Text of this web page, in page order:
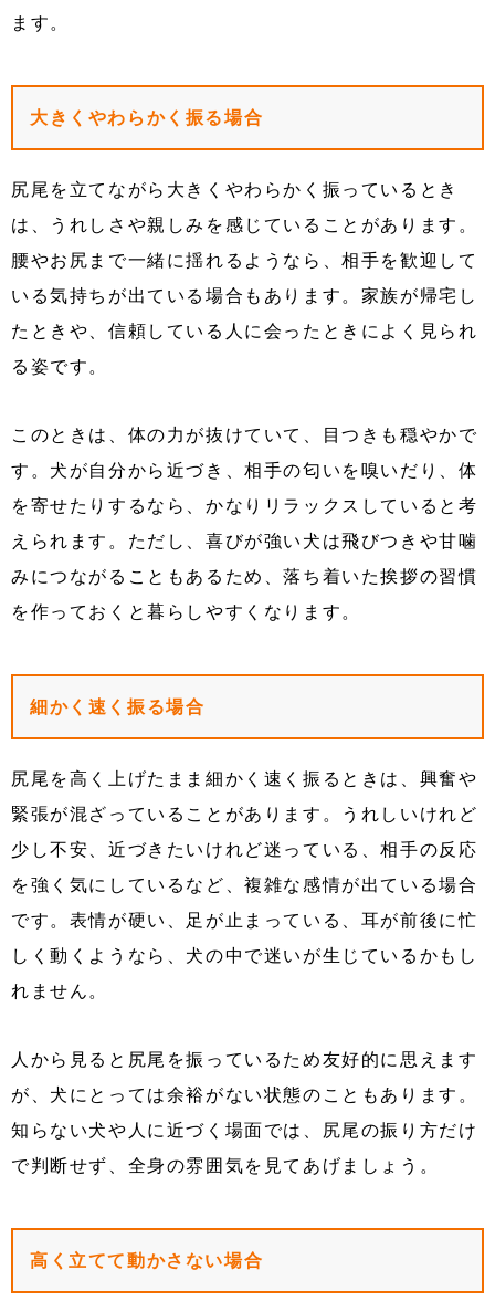
ます。
大きくやわらかく振る場合
尻尾を立てながら大きくやわらかく振っているとき
は、うれしさや親しみを感じていることがあります。
腰やお尻まで一緒に揺れるようなら、相手を歓迎して
いる気持ちが出ている場合もあります。家族が帰宅し
たときや、信頼している人に会ったときによく見られ
る姿です。
このときは、体の力が抜けていて、目つきも穏やかで
す。犬が自分から近づき、相手の匂いを嗅いだり、体
を寄せたりするなら、かなりリラックスしていると考
えられます。ただし、喜びが強い犬は飛びつきや甘噛
みにつながることもあるため、落ち着いた挨拶の習慣
を作っておくと暮らしやすくなります。
細かく速く振る場合
尻尾を高く上げたまま細かく速く振るときは、興奮や
緊張が混ざっていることがあります。うれしいけれど
少し不安、近づきたいけれど迷っている、相手の反応
を強く気にしているなど、複雑な感情が出ている場合
です。表情が硬い、足が止まっている、耳が前後に忙
しく動くようなら、犬の中で迷いが生じているかもし
れません。
人から見ると尻尾を振っているため友好的に思えます
が、犬にとっては余裕がない状態のこともあります。
知らない犬や人に近づく場面では、尻尾の振り方だけ
で判断せず、全身の雰囲気を見てあげましょう。
高く立てて動かさない場合